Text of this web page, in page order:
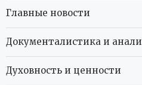
Главные новости
Документалистика и
Духовность и ценности